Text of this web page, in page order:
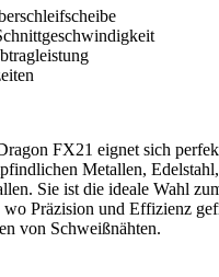
FX21 eignet sich
Metallen,
Sie ist die ideale Wahl
Präzision und Effizienz
von Schweißnähten.